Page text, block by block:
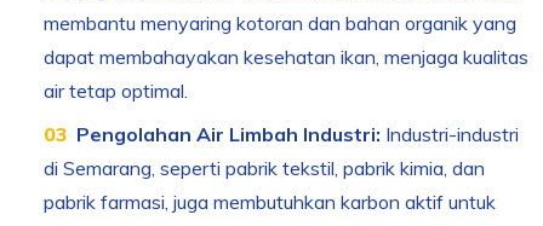
membantu menyaring kotoran dan bahan organik yang
dapat membahayakan kesehatan ikan, menjaga kualitas
air tetap optimal.
Pengolahan Air Limbah Industri: Industri-industri
di Semarang, seperti pabrik tekstil, pabrik kimia, dan
pabrik farmasi, juga membutuhkan karbon aktif untuk